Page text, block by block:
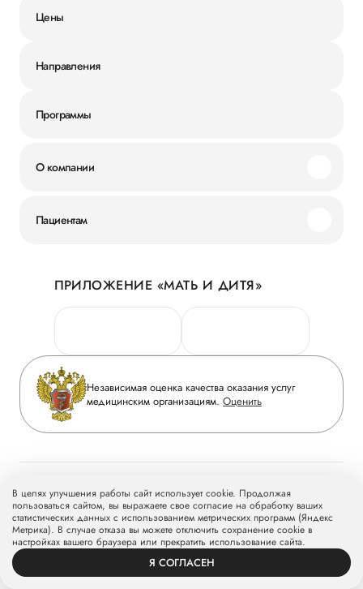
Цены
Направления
Программы
О компании
Новости
Руководство
Сотрудничество
Инвесторам
Журнал «Мать и дитя»
Вакансии
Медицинский туризм
Конкурс в ординатуру
Для прессы
Пациентам
Личный кабинет
Персональные данные
Горячая линия качества
Вопрос-ответ
Приложение пациента
Статьи
ПРИЛОЖЕНИЕ «МАТЬ И ДИТЯ»
Независимая оценка качества оказания услуг
медицинским организациям. Оценить
© 2026 Группа компаний «Мать и дитя» МКПАО «МД Медикал
ВЕРСИЯ ДЛЯ СЛАБОВИДЯЩИХ
УСЛУГИ ПРОФИЛЬ
В целях улучшения работы сайт использует cookie. Продолжая
пользоваться сайтом, вы выражаете свое согласие на обработку ваших
статистических данных с использованием метрических программ (Яндекс
Метрика). В случае отказа вы можете отключить сохранение cookie в
настройках вашего браузера или прекратить использование сайта.
Я СОГЛАСЕН